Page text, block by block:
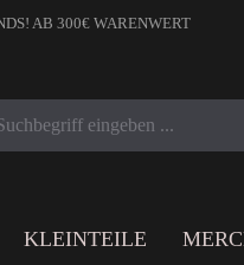
AB 300€ WARENWERT
KLEINTEILE